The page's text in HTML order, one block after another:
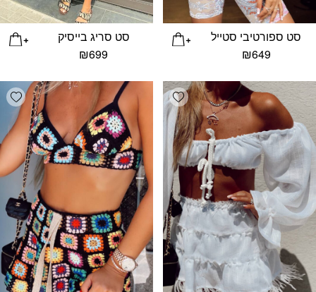
סט ספורטיבי סטייל
₪649
סט סריג בייסיק
₪699
Add wishlist